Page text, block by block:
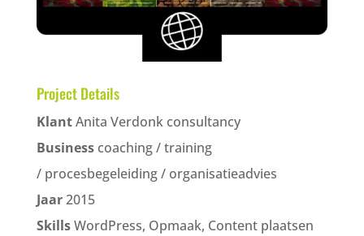
Project Details
KlantAnita Verdonk consultancy
Business coaching / training
/ procesbegeleiding / organisatieadvies
Jaar2015
SkillsWordPress, Opmaak, Content plaatsen